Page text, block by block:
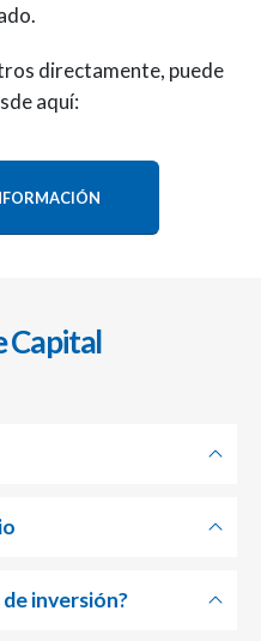
directamente, puede
aquí:
Capital
inversión?